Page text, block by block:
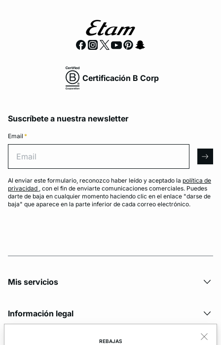
REBAJAS
Certificación B Corp
Suscríbete a nuestra newsletter
Email *
Al enviar este formulario, reconozco haber leído y aceptado la política de
privacidad , con el fin de enviarte comunicaciones comerciales. Puedes
darte de baja en cualquier momento haciendo clic en el enlace "darse de
baja" que aparece en la parte inferior de cada correo electrónico.
Mis servicios
Información legal